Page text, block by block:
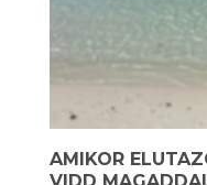
AMIKOR